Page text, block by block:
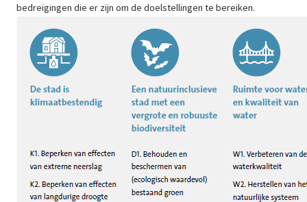
bedreigingen die er zijn om de doelstellingen te bereiken.